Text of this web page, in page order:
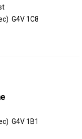
G4V 1C8
G4V 1B1